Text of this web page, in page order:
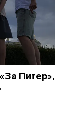
Питер»,